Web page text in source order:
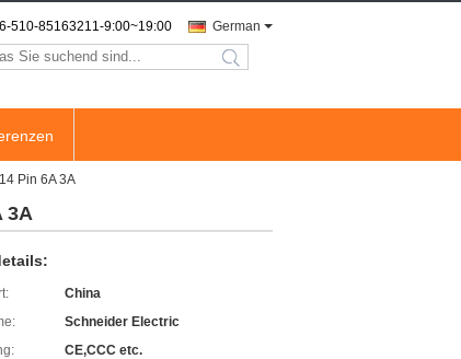
German
510-85163211-9:00~19:00
search
Pin 6A 3A
3A
China
Schneider Electric
CE,CCC etc.